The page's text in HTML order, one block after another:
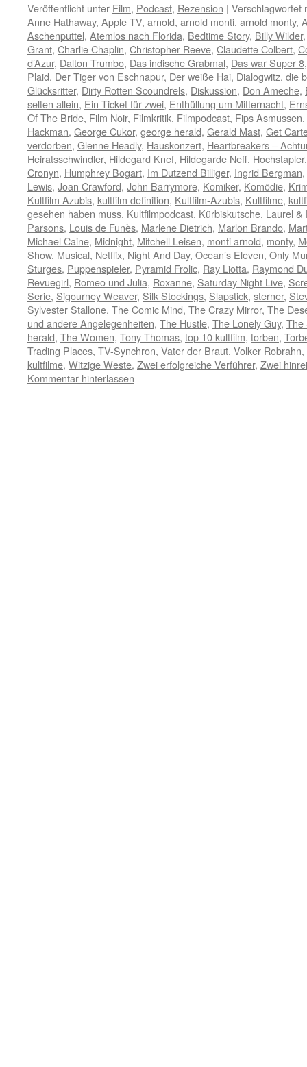
Veröffentlicht unter Film, Podcast, Rezension | Verschlagwortet
Anne Hathaway, Apple TV, arnold, arnold monti, arnold monty,
Aschenputtel, Atemlos nach Florida, Bedtime Story, Billy Wilder
Grant, Charlie Chaplin, Christopher Reeve, Claudette Colbert,
d’Azur, Dalton Trumbo, Das indische Grabmal, Das war Super 8
Plaid, Der Tiger von Eschnapur, Der weiße Hai, Dialogwitz, die
Glücksritter, Dirty Rotten Scoundrels, Diskussion, Don Ameche,
selten allein, Ein Ticket für zwei, Enthüllung um Mitternacht,
Of The Bride, Film Noir, Filmkritik, Filmpodcast, Fips Asmussen,
Hackman, George Cukor, george herald, Gerald Mast, Get
verdorben, Glenne Headly, Hauskonzert, Heartbreakers –
Heiratsschwindler, Hildegard Knef, Hildegarde Neff, Hochstapler
Cronyn, Humphrey Bogart, Im Dutzend Billiger, Ingrid Bergman,
Lewis, Joan Crawford, John Barrymore, Komiker, Komödie,
Kultfilm Azubis, kultfilm definition, Kultfilm-Azubis, Kultfilme,
gesehen haben muss, Kultfilmpodcast, Kürbiskutsche, Laurel &
Parsons, Louis de Funès, Marlene Dietrich, Marlon Brando,
Michael Caine, Midnight, Mitchell Leisen, monti arnold, monty,
Show, Musical, Netflix, Night And Day, Ocean’s Eleven, Only
Sturges, Puppenspieler, Pyramid Frolic, Ray Liotta, Raymond
Revuegirl, Romeo und Julia, Roxanne, Saturday Night Live,
Serie, Sigourney Weaver, Silk Stockings, Slapstick, sterner,
Sylvester Stallone, The Comic Mind, The Crazy Mirror, The
und andere Angelegenheiten, The Hustle, The Lonely Guy, The
herald, The Women, Tony Thomas, top 10 kultfilm, torben,
Trading Places, TV-Synchron, Vater der Braut, Volker Robrahn,
kultfilme, Witzige Weste, Zwei erfolgreiche Verführer, Zwei
Kommentar hinterlassen